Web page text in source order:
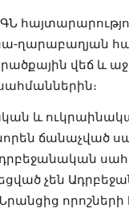
ղարաբաղյան
վեճ և
և
ճանաչված
չեն
Նրանցից